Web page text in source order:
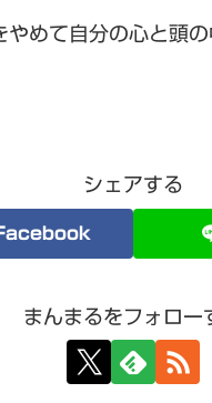
めて自分の心と頭
シェアする
まんまるをフォロー